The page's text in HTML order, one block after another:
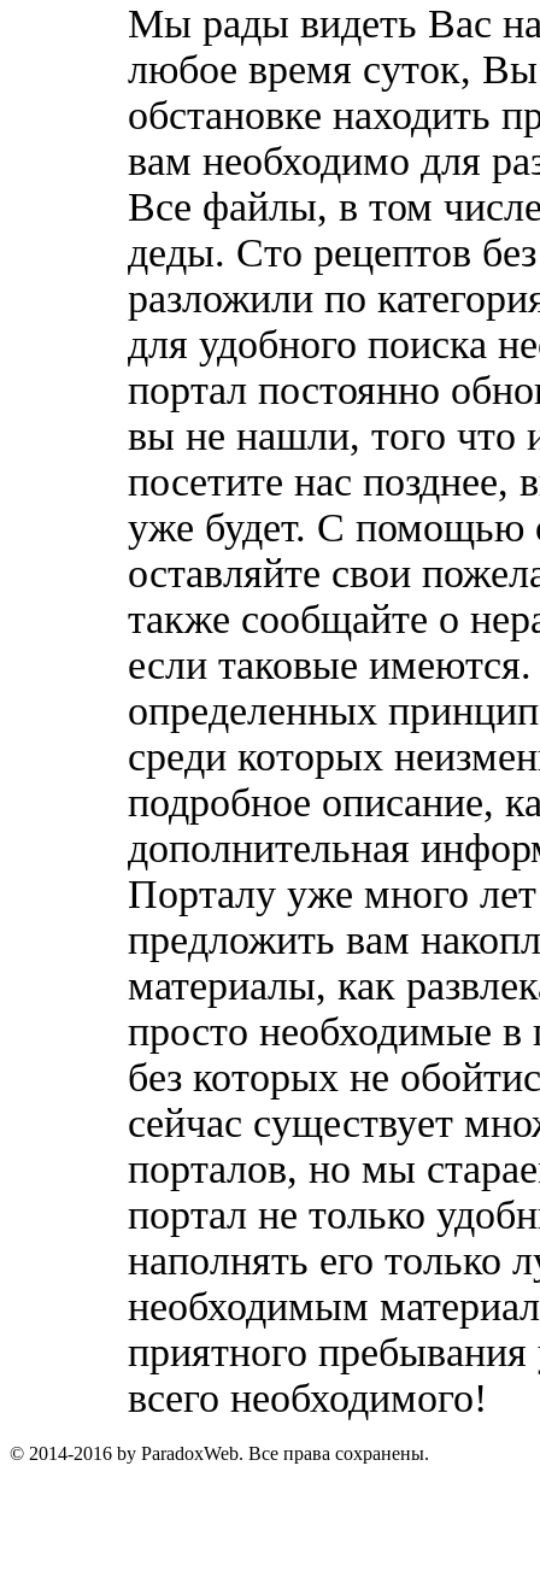
Мы рады видеть Вас
любое время суток,
обстановке находить
вам необходимо для
Все файлы, в том
деды. Сто рецептов
разложили по
для удобного поиска
портал постоянно
вы не нашли, того что
посетите нас позднее,
уже будет. С помощью
оставляйте свои
также сообщайте о
если таковые
определенных
среди которых
подробное описание,
дополнительная
Порталу уже много
предложить вам
материалы, как
просто необходимые в
без которых не
сейчас существует
порталов, но мы
портал не только
наполнять его только
необходимым
приятного
всего необходимого!
© 2014-2016 by ParadoxWeb. Все права сохранены.